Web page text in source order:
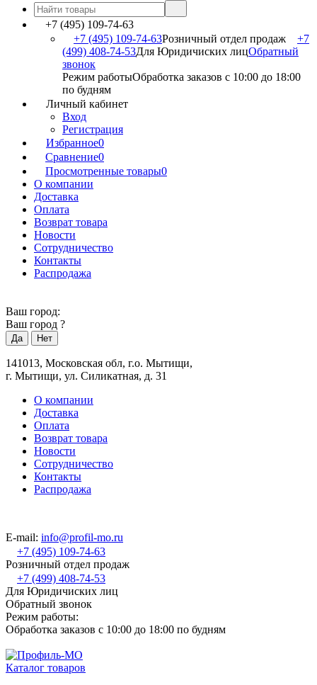
+7 (495) 109-74-63
+7 (495) 109-74-63Розничный отдел продаж
+7
(499) 408-74-53Для Юридичиских лицОбратный
звонок
Режим работыОбработка заказов с 10:00 до 18:00
по будням
Личный кабинет
Вход
Регистрация
Избранное0
Сравнение0
Просмотренные товары0
О компании
Доставка
Оплата
Возврат товара
Новости
Сотрудничество
Контакты
Распродажа
Ваш город:
Ваш город ?
141013, Московская обл, г.о. Мытищи,
г. Мытищи, ул. Силикатная, д. 31
О компании
Доставка
Оплата
Возврат товара
Новости
Сотрудничество
Контакты
Распродажа
E-mail: info@profil-mo.ru
+7 (495) 109-74-63
Розничный отдел продаж
+7 (499) 408-74-53
Для Юридичиских лиц
Обратный звонок
Режим работы:
Обработка заказов с 10:00 до 18:00 по будням
Каталог товаров